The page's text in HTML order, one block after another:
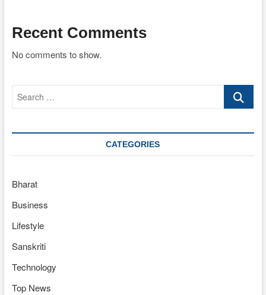
Recent Comments
No comments to show.
Search
CATEGORIES
Bharat
Business
Lifestyle
Sanskriti
Technology
Top News